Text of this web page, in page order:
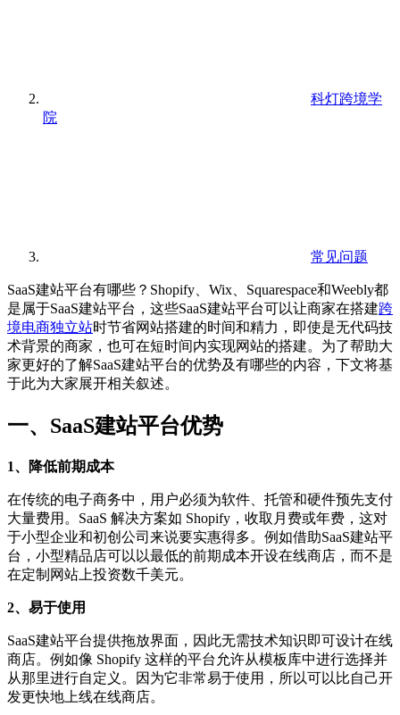
科灯跨境学
院
常见问题
SaaS建站平台有哪些？Shopify、Wix、Squarespace和Weebly都
是属于SaaS建站平台，这些SaaS建站平台可以让商家在搭建跨
境电商独立站时节省网站搭建的时间和精力，即使是无代码技
术背景的商家，也可在短时间内实现网站的搭建。为了帮助大
家更好的了解SaaS建站平台的优势及有哪些的内容，下文将基
于此为大家展开相关叙述。
一、SaaS建站平台优势
1、降低前期成本
在传统的电子商务中，用户必须为软件、托管和硬件预先支付
大量费用。SaaS 解决方案如 Shopify，收取月费或年费，这对
于小型企业和初创公司来说要实惠得多。例如借助SaaS建站平
台，小型精品店可以以最低的前期成本开设在线商店，而不是
在定制网站上投资数千美元。
2、易于使用
SaaS建站平台提供拖放界面，因此无需技术知识即可设计在线
商店。例如像 Shopify 这样的平台允许从模板库中进行选择并
从那里进行自定义。因为它非常易于使用，所以可以比自己开
发更快地上线在线商店。